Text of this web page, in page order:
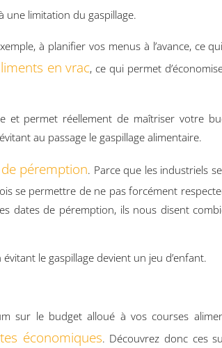
une limitation du gaspillage.
à planifier vos menus à l’avance, ce
en vrac, ce qui permet
et permet réellement de maîtriser votre
au passage le gaspillage alimentaire.
péremption. Parce que les industriels
se permettre de ne pas forcément
dates de péremption, ils nous disent
le gaspillage devient un jeu d’enfant.
sur le budget alloué à vos courses
économiques. Découvrez donc ces